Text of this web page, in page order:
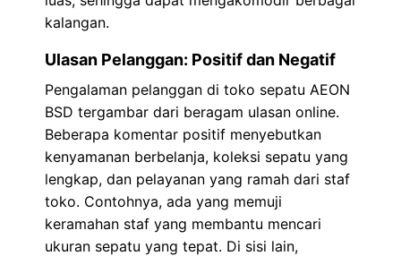
kalangan.
Ulasan Pelanggan: Positif dan Negatif
Pengalaman pelanggan di toko sepatu AEON
BSD tergambar dari beragam ulasan online.
Beberapa komentar positif menyebutkan
kenyamanan berbelanja, koleksi sepatu yang
lengkap, dan pelayanan yang ramah dari staf
toko. Contohnya, ada yang memuji
keramahan staf yang membantu mencari
ukuran sepatu yang tepat. Di sisi lain,